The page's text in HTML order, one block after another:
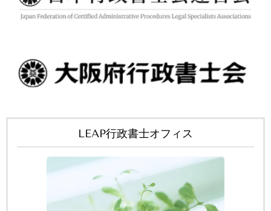
LEAP行政書士オフィス